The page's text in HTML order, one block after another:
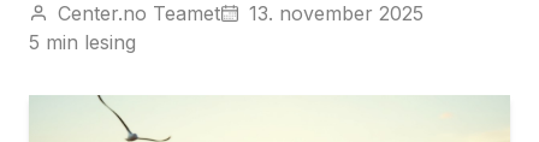
Center.no Teamet
13. november 2025
5 min lesing